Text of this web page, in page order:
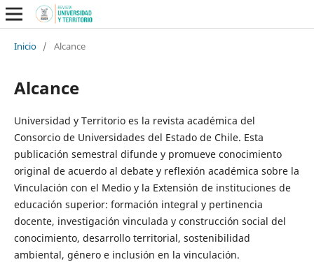
Inicio / Alcance
Alcance
Universidad y Territorio es la revista académica del
Consorcio de Universidades del Estado de Chile. Esta
publicación semestral difunde y promueve conocimiento
original de acuerdo al debate y reflexión académica sobre la
Vinculación con el Medio y la Extensión de instituciones de
educación superior: formación integral y pertinencia
docente, investigación vinculada y construcción social del
conocimiento, desarrollo territorial, sostenibilidad
ambiental, género e inclusión en la vinculación.